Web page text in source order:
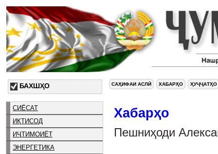
БАХШҲО
СИЁСАТ
ИҚТИСОД
ИҶТИМОИЁТ
ЭНЕРГЕТИКА
САҲИФАИ АСЛӢ ХАБАРҲО ҲУҶҶАТҲО
Хабарҳо
Пешниҳоди